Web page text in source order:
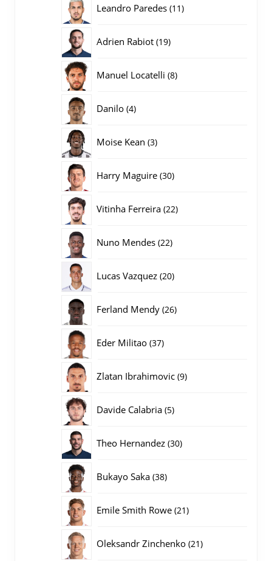
Leandro Paredes 1111
Adrien Rabiot 1919
Manuel Locatelli 88
Danilo 44
Moise Kean 33
Harry Maguire 3030
Vitinha Ferreira 2222
Nuno Mendes 2222
Lucas Vazquez 2020
Ferland Mendy 2626
Eder Militao 3737
Zlatan Ibrahimovic 99
Davide Calabria 55
Theo Hernandez 3030
Bukayo Saka 3838
Emile Smith Rowe 2121
Oleksandr Zinchenko 2121